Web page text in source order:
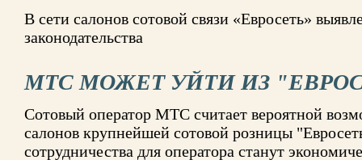
В сети салонов сотовой связи «Евросеть»
законодательства
МТС МОЖЕТ УЙТИ ИЗ
Сотовый оператор МТС считает вероятной
салонов крупнейшей сотовой розницы
сотрудничества для оператора станут